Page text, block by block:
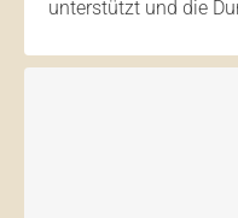
unterstützt und die